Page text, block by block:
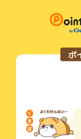
・同一端末や同一世
い物を複数回ご利用
・他のポイントサイ
ご利用前には、
します。
読みください。
お申し込みやお買い
各サービス・お買い
ン期間が予告なしに
条件を達成している
っているため、広
広告に遷移しない場
得できませんので
ポ